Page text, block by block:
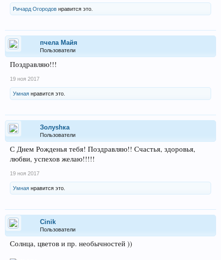
Ричард Огородов нравится это.
пчела Майя
Пользователи
Поздравляю!!!
19 ноя 2017
Умная нравится это.
Золуshка
Пользователи
С Днем Рожденья тебя! Поздравляю!! Счастья, здоровья,
любви, успехов желаю!!!!!
19 ноя 2017
Умная нравится это.
Cinik
Пользователи
Солнца, цветов и пр. необычностей ))